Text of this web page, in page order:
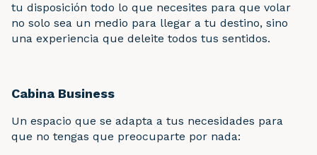
tu disposición todo lo que necesites para que volar
no solo sea un medio para llegar a tu destino, sino
una experiencia que deleite todos tus sentidos.
Cabina Business
Un espacio que se adapta a tus necesidades para
que no tengas que preocuparte por nada: